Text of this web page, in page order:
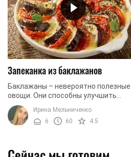
Запеканка из баклажанов
Баклажаны – невероятно полезные
овощи. Они способны улучшить
память, а также служат прекрасным
антиоксидантом. Кроме того,
употребление баклажанов ...
Ирина Мельниченко
6
60 4.5